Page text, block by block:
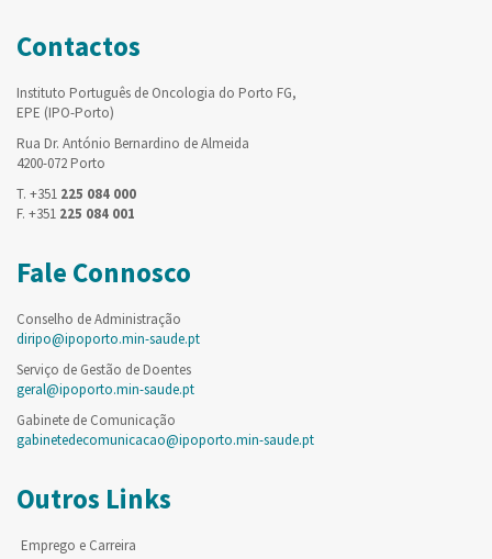
Contactos
Instituto Português de Oncologia do Porto FG,
EPE (IPO-Porto)
Rua Dr. António Bernardino de Almeida
4200-072 Porto
T. +351 225 084 000
F. +351 225 084 001
Fale Connosco
Conselho de Administração
diripo@ipoporto.min-saude.pt
Serviço de Gestão de Doentes
geral@ipoporto.min-saude.pt
Gabinete de Comunicação
gabinetedecomunicacao@ipoporto.min-saude.pt
Outros Links
Emprego e Carreira